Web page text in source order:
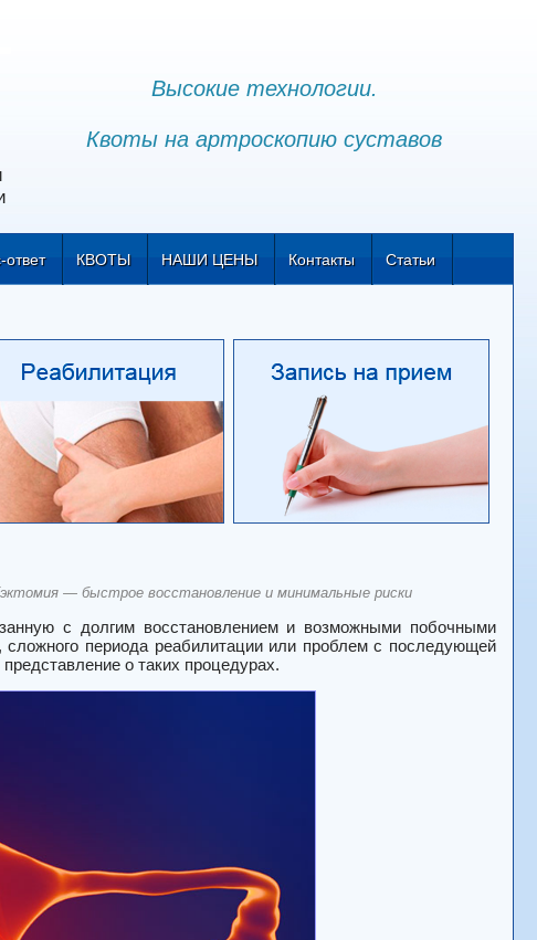
Высокие технологии.
Квоты на артроскопию суставов
ответ КВОТЫ НАШИ ЦЕНЫ Контакты Статьи
— быстрое восстановление и минимальные риски
с долгим восстановлением и возможными побочными
периода реабилитации или проблем с последующей
о таких процедурах.